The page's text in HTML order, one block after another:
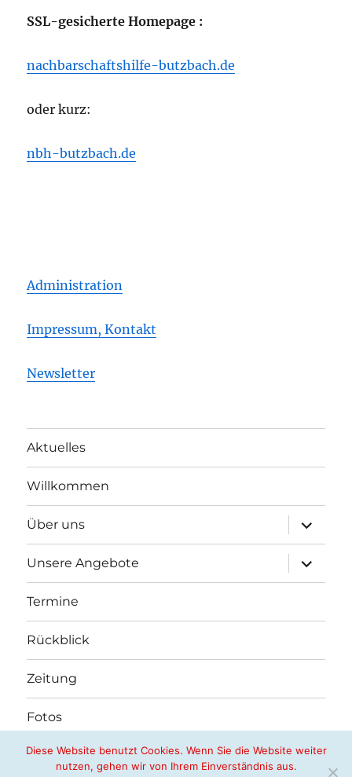
SSL-gesicherte Homepage :
nachbarschaftshilfe-butzbach.de
oder kurz:
nbh-butzbach.de
Administration
Impressum, Kontakt
Newsletter
Aktuelles
Willkommen
Über uns
öffnen
Unsere Angebote
öffnen
Termine
Rückblick
Zeitung
Fotos
Nachbarschaftshilfe Butzbach e.V.
Diese Website benutzt Cookies. Wenn Sie die Website weiter
nutzen, gehen wir von Ihrem Einverständnis aus.